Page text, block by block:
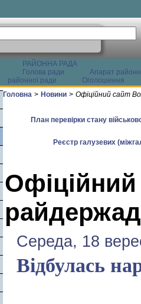
РАЙОННА РАДА
Голова ради
Апарат
районної ради
Оголошення
Головна > Новини > Офіційний сайт
План перевірки стану
Реєстр галузевих
Середа, 18
Відбулась